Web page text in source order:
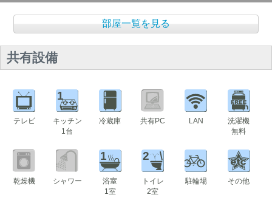
部屋一覧を見る
共有設備
テレビ
1
キッチン
1台
冷蔵庫 共有PC LAN
洗濯機
無料
乾燥機 シャワー
1
浴室
1室
2
トイレ
2室
駐輪場 その他